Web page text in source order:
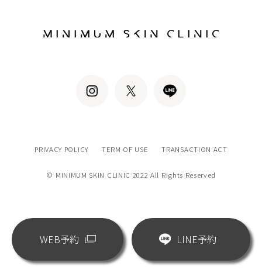
PRIVACY POLICY TERM OF USE TRANSACTION ACT
© MINIMUM SKIN CLINIC 2022 All Rights Reserved
WEB予約 LINE予約